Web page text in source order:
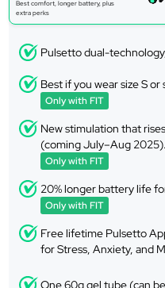
Best comfort, longer battery, plus
extra perks
Pulsetto dual-
Best if you wear size S or
Only with FIT
New stimulation that
(coming July–Aug 2025).
Only with FIT
20% longer battery life
Only with FIT
Free lifetime Pulsetto
for Stress, Anxiety, and
One 60g gel tube (can